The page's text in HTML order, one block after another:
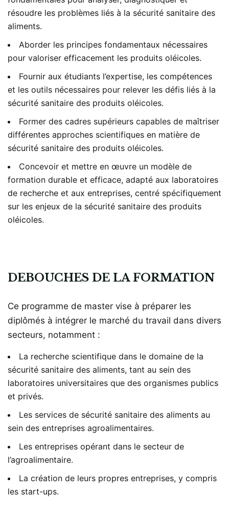
résoudre les problèmes liés à la sécurité sanitaire des
aliments.
Aborder les principes fondamentaux nécessaires
pour valoriser efficacement les produits oléicoles.
Fournir aux étudiants l’expertise, les compétences
et les outils nécessaires pour relever les défis liés à la
sécurité sanitaire des produits oléicoles.
Former des cadres supérieurs capables de maîtriser
différentes approches scientifiques en matière de
sécurité sanitaire des produits oléicoles.
Concevoir et mettre en œuvre un modèle de
formation durable et efficace, adapté aux laboratoires
de recherche et aux entreprises, centré spécifiquement
sur les enjeux de la sécurité sanitaire des produits
oléicoles.
DEBOUCHES DE LA FORMATION
Ce programme de master vise à préparer les
diplômés à intégrer le marché du travail dans divers
secteurs, notamment :
La recherche scientifique dans le domaine de la
sécurité sanitaire des aliments, tant au sein des
laboratoires universitaires que des organismes publics
et privés.
Les services de sécurité sanitaire des aliments au
sein des entreprises agroalimentaires.
Les entreprises opérant dans le secteur de
l’agroalimentaire.
La création de leurs propres entreprises, y compris
les start-ups.